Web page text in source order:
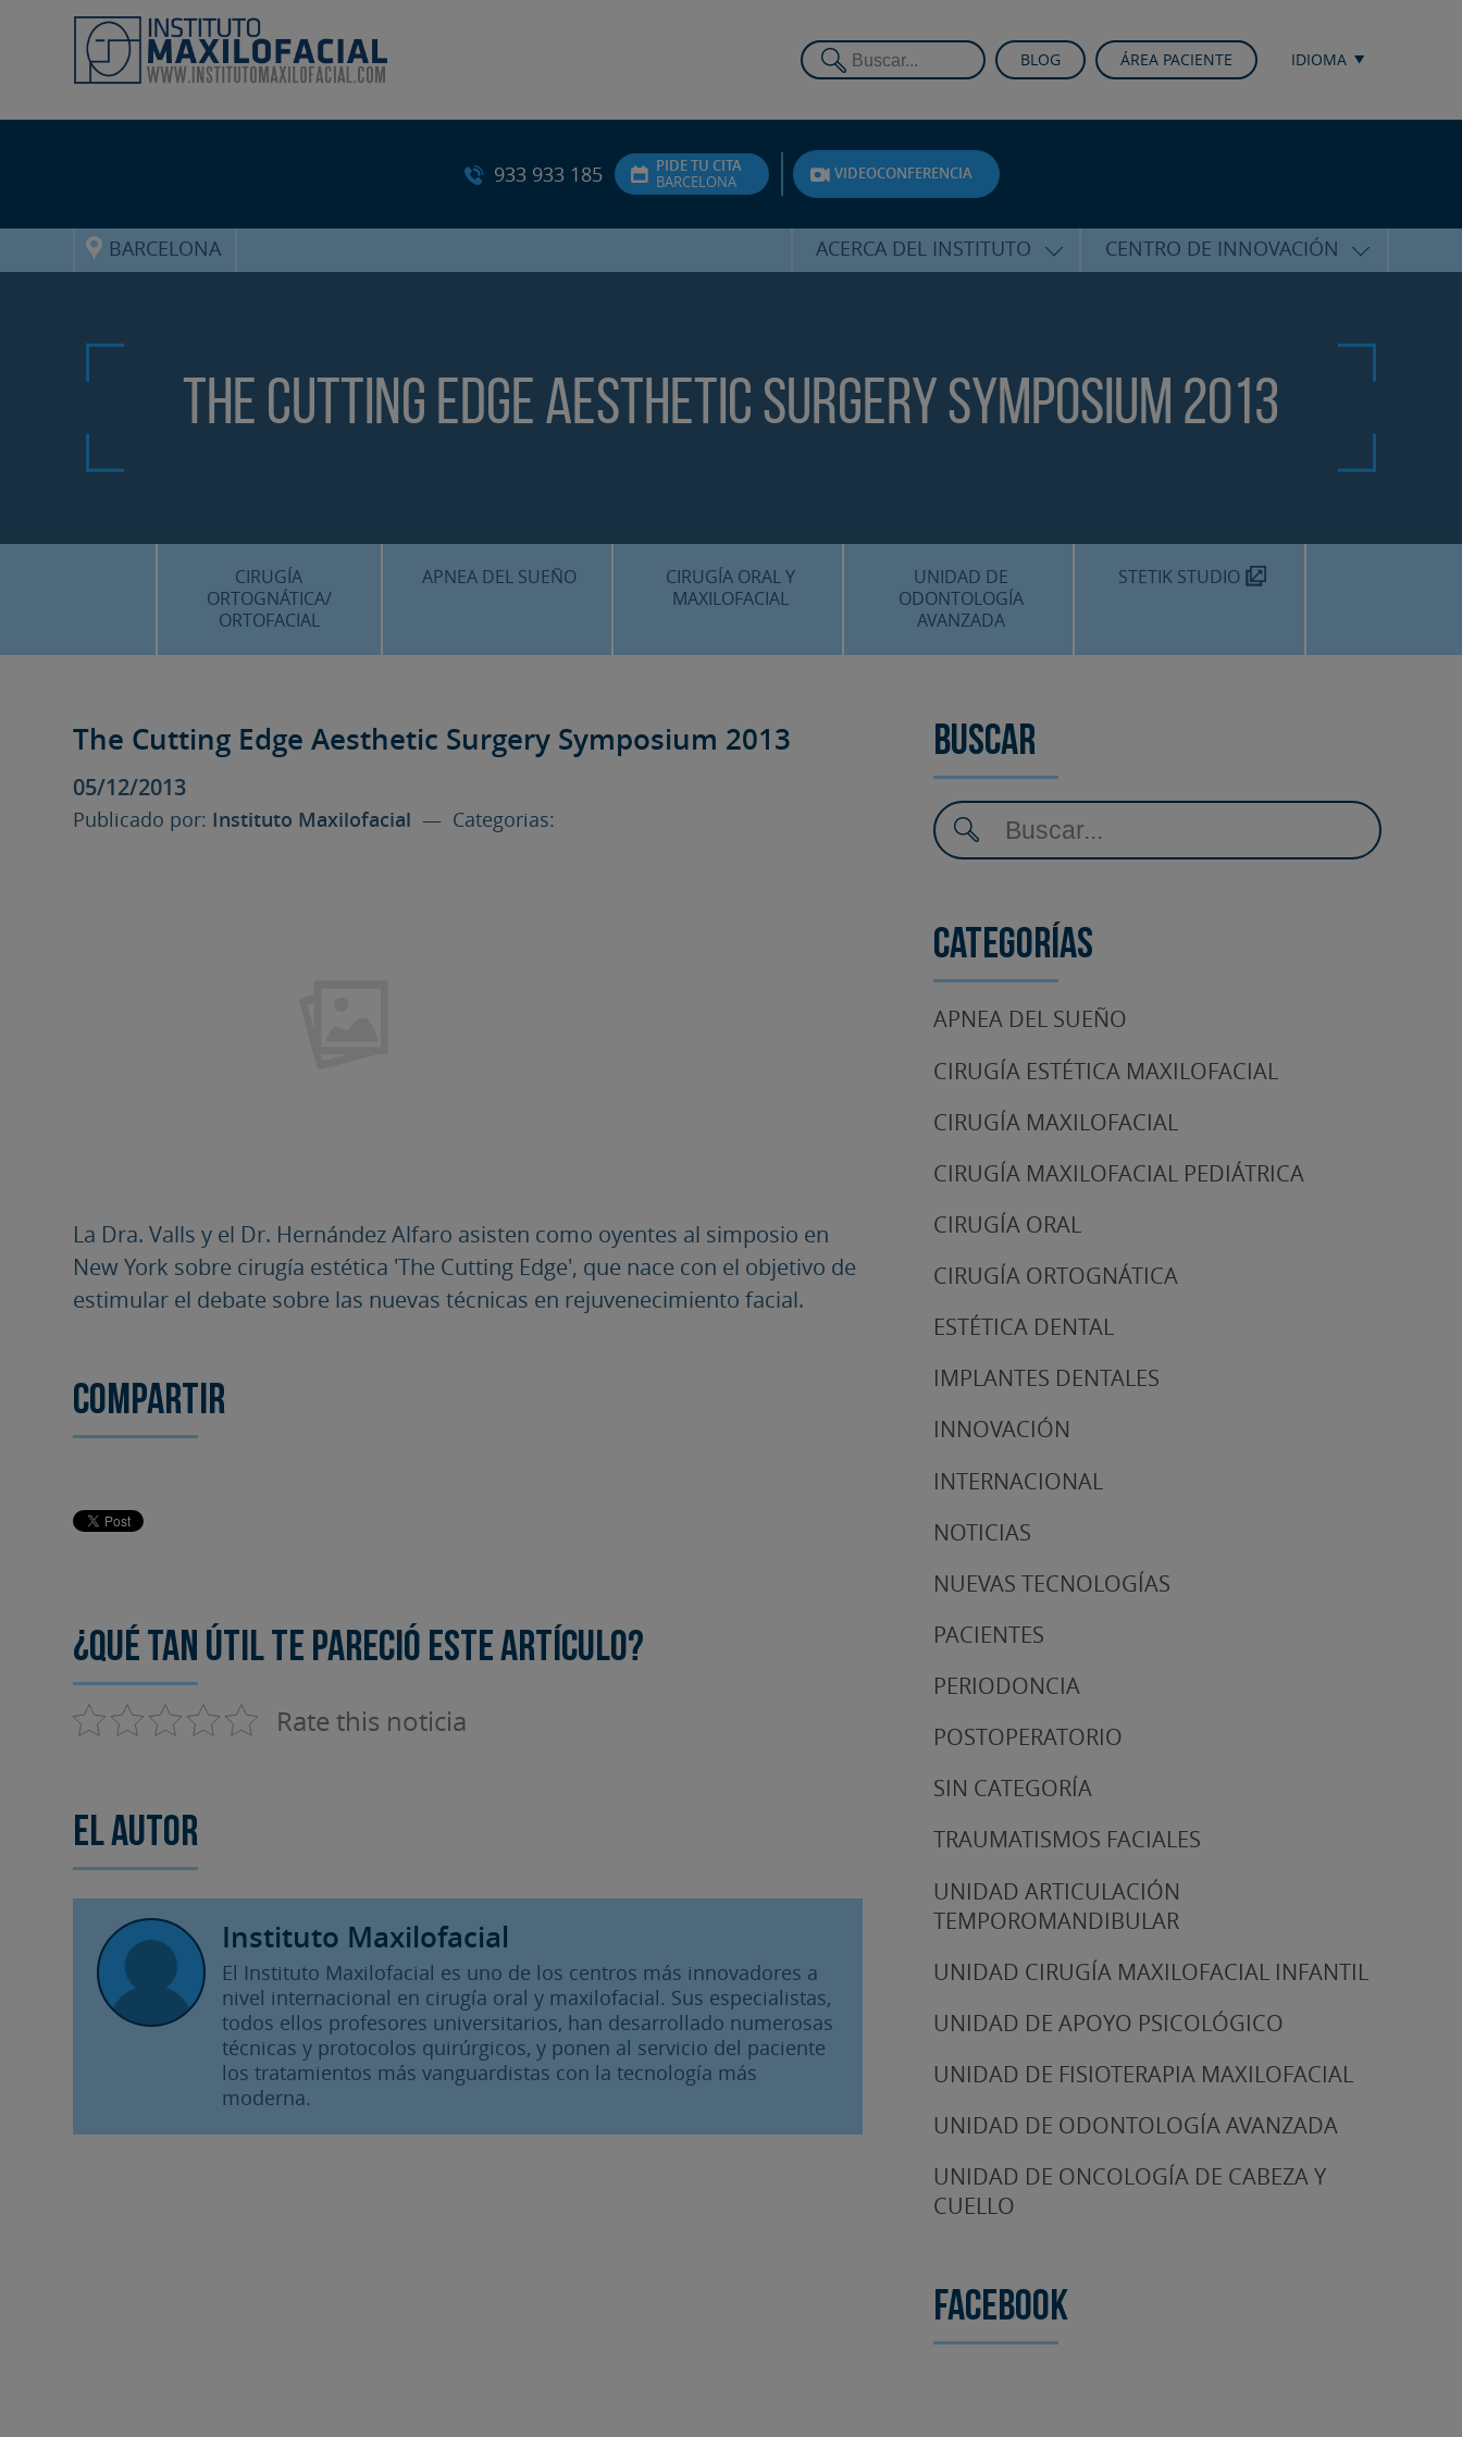
BLOG ÁREA PACIENTE IDIOMA
933 933 185
PIDE TU CITA
BARCELONA
VIDEOCONFERENCIA
BARCELONA ACERCA DEL INSTITUTO
UNIDAD DE ACOMPAÑAMIENTO
PSICOLÓGICO
CENTRO DE INNOVACIÓN
PUBLICACIONES CIENTÍFICAS
The Cutting Edge Aesthetic Surgery Symposium 2013
CIRUGÍA
ORTOGNÁTICA/
ORTOFACIAL
SURGERY FIRST
CIRUGÍA MÍNIMAMENTE
INVASIVA
APNEA DEL SUEÑO
PLANIFICACIÓN 3D
CIRUGÍA ORAL Y
MAXILOFACIAL
UNIDAD DE
ODONTOLOGÍA
AVANZADA
OTROS TRATAMIENTOS
STETIK STUDIO
The Cutting Edge Aesthetic Surgery Symposium 2013
05/12/2013
Publicado por: Instituto Maxilofacial — Categorias:
La Dra. Valls y el Dr. Hernández Alfaro asisten como oyentes al simposio en
New York sobre cirugía estética 'The Cutting Edge', que nace con el objetivo de
estimular el debate sobre las nuevas técnicas en rejuvenecimiento facial.
Compartir
¿Qué tan útil te pareció este artículo?
Rate this noticia
El autor
Instituto Maxilofacial
El Instituto Maxilofacial es uno de los centros más innovadores a
nivel internacional en cirugía oral y maxilofacial. Sus especialistas,
todos ellos profesores universitarios, han desarrollado numerosas
técnicas y protocolos quirúrgicos, y ponen al servicio del paciente
los tratamientos más vanguardistas con la tecnología más
moderna.
Buscar
Categorías
APNEA DEL SUEÑO
CIRUGÍA ESTÉTICA MAXILOFACIAL
CIRUGÍA MAXILOFACIAL
CIRUGÍA MAXILOFACIAL PEDIÁTRICA
CIRUGÍA ORAL
CIRUGÍA ORTOGNÁTICA
ESTÉTICA DENTAL
IMPLANTES DENTALES
INNOVACIÓN
INTERNACIONAL
NOTICIAS
NUEVAS TECNOLOGÍAS
PACIENTES
PERIODONCIA
POSTOPERATORIO
SIN CATEGORÍA
TRAUMATISMOS FACIALES
UNIDAD ARTICULACIÓN
TEMPOROMANDIBULAR
UNIDAD CIRUGÍA MAXILOFACIAL INFANTIL
UNIDAD DE APOYO PSICOLÓGICO
UNIDAD DE FISIOTERAPIA MAXILOFACIAL
UNIDAD DE ODONTOLOGÍA AVANZADA
UNIDAD DE ONCOLOGÍA DE CABEZA Y
CUELLO
Facebook